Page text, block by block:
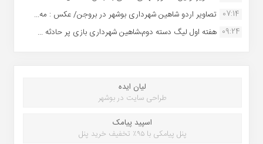
07:14 تصاویر اردو شاهین شهرداری بوشهر در بروجن/ عکس : مه...
09:24 هفته اول لیگ دسته دوم،شاهین شهرداری بازی پر حادثه ...
لیان ایده
طراحی سایت در بوشهر
اسپید پیامک
پنل پیامکی با ۹۵٪ تخفیف خرید پنل